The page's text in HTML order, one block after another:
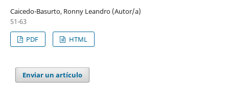
Caicedo-Basurto, Ronny Leandro (Autor/a)
51-63
PDF
HTML
Enviar un artículo